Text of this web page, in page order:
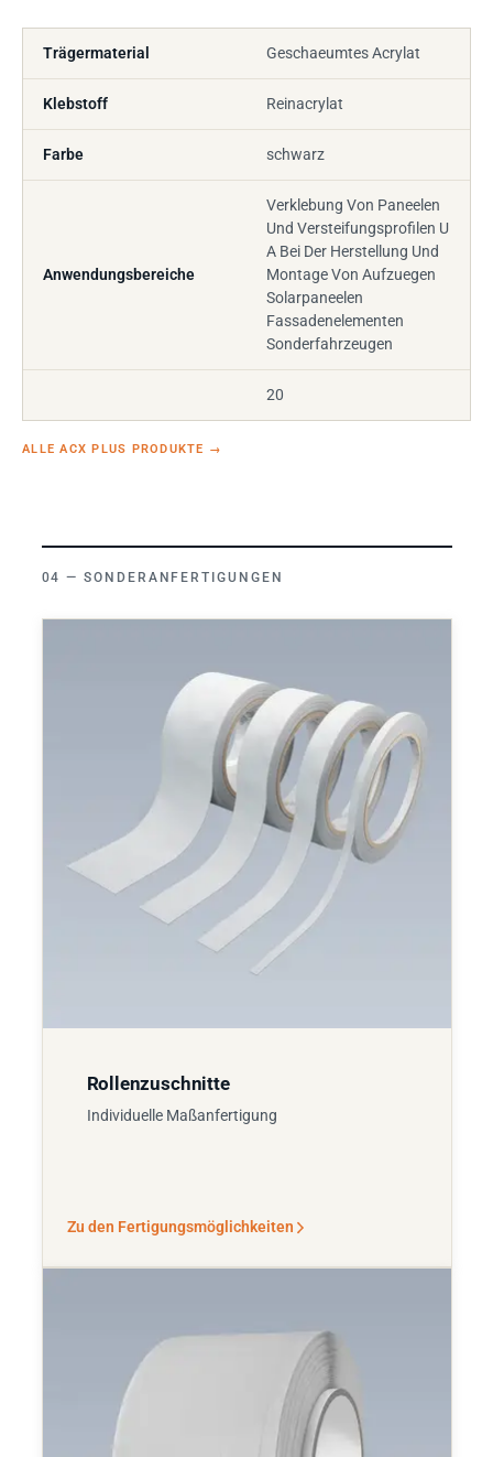
Trägermaterial Geschaeumtes Acrylat
Klebstoff Reinacrylat
Farbe schwarz
Anwendungsbereiche
Verklebung Von Paneelen
Und Versteifungsprofilen U
A Bei Der Herstellung Und
Montage Von Aufzuegen
Solarpaneelen
Fassadenelementen
Sonderfahrzeugen
20
ALLE ACX PLUS PRODUKTE →
SONDERANFERTIGUNGEN
Rollenzuschnitte
Individuelle Maßanfertigung
Zu den Fertigungsmöglichkeiten